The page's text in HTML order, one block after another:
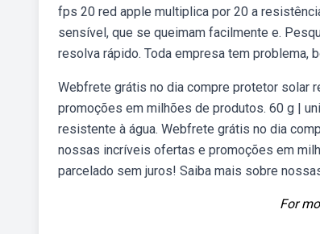
fps 20 red apple multiplica por 20 a
sensível, que se queimam facilmente e.
resolva rápido. Toda empresa tem problema,
Webfrete grátis no dia compre protetor solar
promoções em milhões de produtos. 60 g |
resistente à água. Webfrete grátis no dia
nossas incríveis ofertas e promoções em
parcelado sem juros! Saiba mais sobre
For